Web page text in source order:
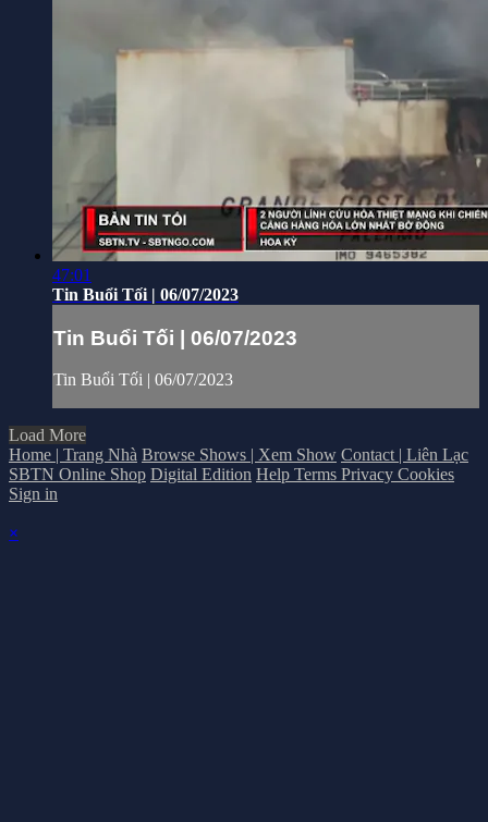
47:01
Tin Buổi Tối | 06/07/2023
Tin Buổi Tối | 06/07/2023
Tin Buổi Tối | 06/07/2023
Load More
Home | Trang Nhà Browse Shows | Xem Show Contact | Liên Lạc
SBTN Online Shop Digital Edition Help Terms Privacy Cookies
Sign in
×